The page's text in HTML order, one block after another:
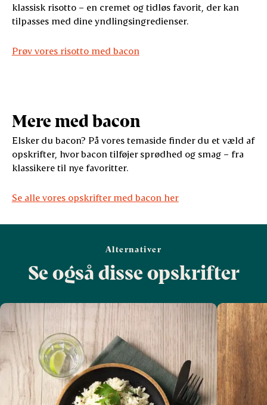
klassisk risotto – en cremet og tidløs favorit, der kan
tilpasses med dine yndlingsingredienser.
Prøv vores risotto med bacon
Mere med bacon
Elsker du bacon? På vores temaside finder du et væld af
opskrifter, hvor bacon tilføjer sprødhed og smag – fra
klassikere til nye favoritter.
Se alle vores opskrifter med bacon her
Alternativer
Se også disse opskrifter